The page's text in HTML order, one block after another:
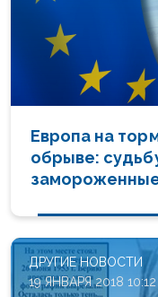
Европа на
обрыве:
ДРУГИЕ НОВОСТИ
19 ЯНВАРЯ 2018 10:12